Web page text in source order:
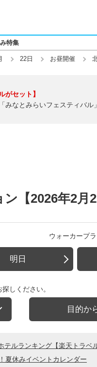
特集
22日 お昼開催
がセット】
みなとみらいフェスティバル
【2026年2月
ウォーカープ
明日
しください。
目的か
ルランキング【楽天トラベル
夏休みイベントカレンダー